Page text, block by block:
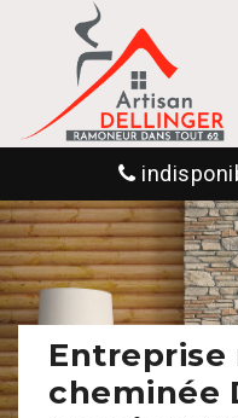
Entreprise
cheminée